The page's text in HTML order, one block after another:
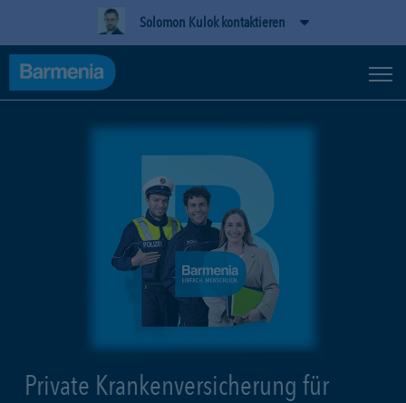
Solomon Kulok kontaktieren
Private Krankenversicherung für